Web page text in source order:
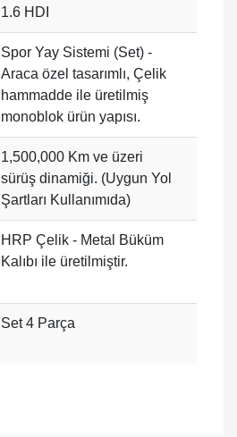
1.6 HDI
Spor Yay Sistemi (Set) -
Araca özel tasarımlı, Çelik
hammadde ile üretilmiş
monoblok ürün yapısı.
1,500,000 Km ve üzeri
sürüş dinamiği. (Uygun Yol
Şartları Kullanımıda)
HRP Çelik - Metal Büküm
Kalıbı ile üretilmiştir.
Set 4 Parça